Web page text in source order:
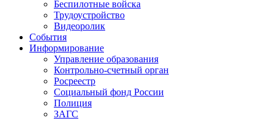
Беспилотные войска
Трудоустройство
Видеоролик
События
Информирование
Управление образования
Контрольно-счетный орган
Росреестр
Социальный фонд России
Полиция
ЗАГС